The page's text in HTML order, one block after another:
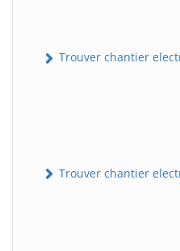
Trouver chantier
Trouver chantier